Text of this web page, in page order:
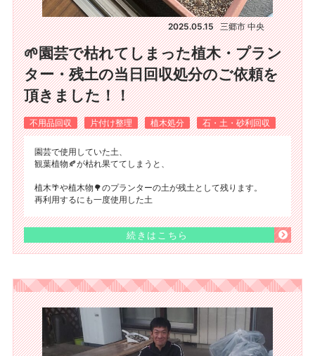
2025.05.15 三郷市 中央
🌱園芸で枯れてしまった植木・プラン
ター・残土の当日回収処分のご依頼を
頂きました！！
不用品回収 片付け整理 植木処分 石・土・砂利回収
園芸で使用していた土、
観葉植物🍂が枯れ果ててしまうと、
植木🌴や植木物🌳のプランターの土が残土として残ります。
再利用するにも一度使用した土
続きはこちら